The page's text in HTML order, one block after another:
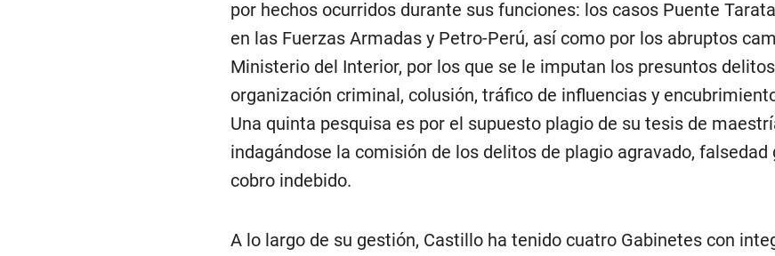
por hechos ocurridos durante sus funciones: los casos Puente
en las Fuerzas Armadas y Petro-Perú, así como por los abruptos
Ministerio del Interior, por los que se le imputan los presuntos
organización criminal, colusión, tráfico de influencias y
Una quinta pesquisa es por el supuesto plagio de su tesis de
indagándose la comisión de los delitos de plagio agravado, falsedad
cobro indebido.
A lo largo de su gestión, Castillo ha tenido cuatro Gabinetes con